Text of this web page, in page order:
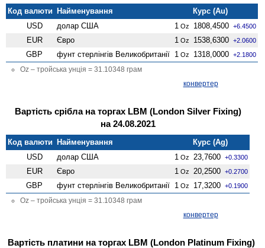
Код валюти Найменування
Курс (Au)
USD
долар США 1 Oz 1808,4500 +6.4500
EUR Євро 1 Oz 1538,6300 +2.0600
GBP фунт стерлінгів Велико­британії 1 Oz 1318,0000 +2.1800
Oz – тройська унція = 31.10348 грам
конвертер
Вартість срібла на торгах LBM (London Silver Fixing)
на 24.08.2021
Код валюти Найменування
Курс (Ag)
USD
долар США 1 Oz 23,7600 +0.3300
EUR Євро 1 Oz 20,2500 +0.2700
GBP фунт стерлінгів Велико­британії 1 Oz 17,3200 +0.1900
Oz – тройська унція = 31.10348 грам
конвертер
Вартість платини на торгах LBM (London Platinum Fixing)